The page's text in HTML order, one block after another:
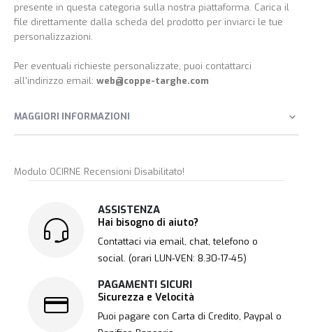
presente in questa categoria sulla nostra piattaforma. Carica il
file direttamente dalla scheda del prodotto per inviarci le tue
personalizzazioni.
Per eventuali richieste personalizzate, puoi contattarci
all'indirizzo email: web@coppe-targhe.com
MAGGIORI INFORMAZIONI
Modulo OCIRNE Recensioni Disabilitato!
ASSISTENZA
Hai bisogno di aiuto?
Contattaci via email, chat, telefono o
social. (orari LUN-VEN: 8.30-17-45)
PAGAMENTI SICURI
Sicurezza e Velocità
Puoi pagare con Carta di Credito, Paypal o